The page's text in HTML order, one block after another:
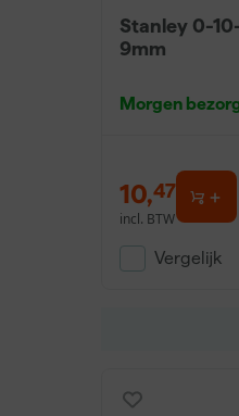
Stanley 0-
9mm
Morgen
10,47
incl. BTW
Vergelijk